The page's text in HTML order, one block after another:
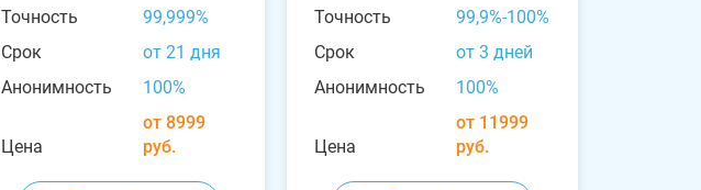
Точность
99,999%
Срок
от 21 дня
Анонимность
100%
Цена
от 8999
руб.
Точность
99,9%-100%
Срок
от 3 дней
Анонимность
100%
Цена
от 11999
руб.